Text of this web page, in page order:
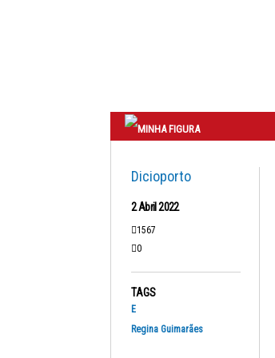
Dicioporto
2 Abril 2022
1567
0
TAGS
E
Regina Guimarães